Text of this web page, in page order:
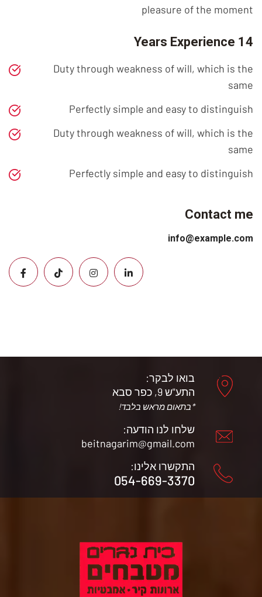
pleasure of the moment
14 Years Experience
Duty through weakness of will, which is the
same
Perfectly simple and easy to distinguish
Duty through weakness of will, which is the
same
Perfectly simple and easy to distinguish
Contact me
info@example.com
בואו לבקר:
התע"ש 9, כפר סבא
*בתאום מראש בלבד!
שלחו לנו הודעה:
beitnagarim@gmail.com
התקשרו אלינו:
054-669-3370